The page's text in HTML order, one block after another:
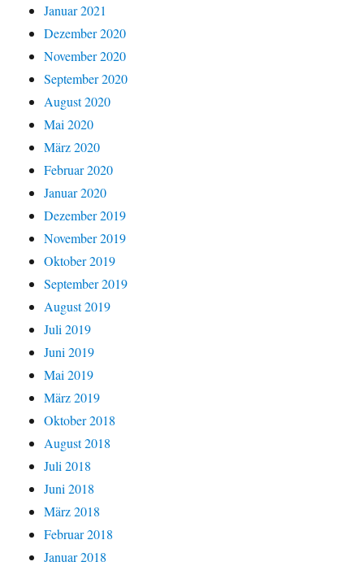
Januar 2021
Dezember 2020
November 2020
September 2020
August 2020
Mai 2020
März 2020
Februar 2020
Januar 2020
Dezember 2019
November 2019
Oktober 2019
September 2019
August 2019
Juli 2019
Juni 2019
Mai 2019
März 2019
Oktober 2018
August 2018
Juli 2018
Juni 2018
März 2018
Februar 2018
Januar 2018